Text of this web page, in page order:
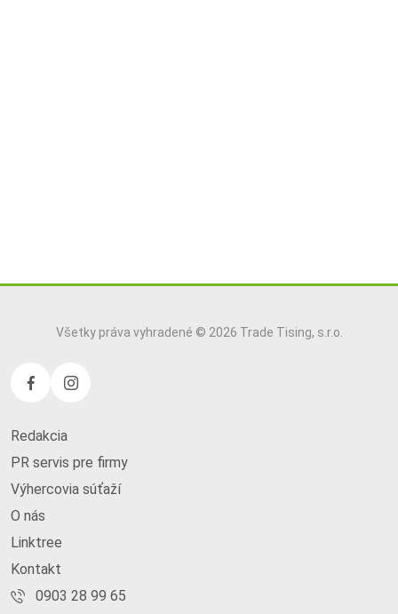
Všetky práva vyhradené © 2026 Trade Tising, s.r.o.
Redakcia
PR servis pre firmy
Výhercovia súťaží
O nás
Linktree
Kontakt
0903 28 99 65